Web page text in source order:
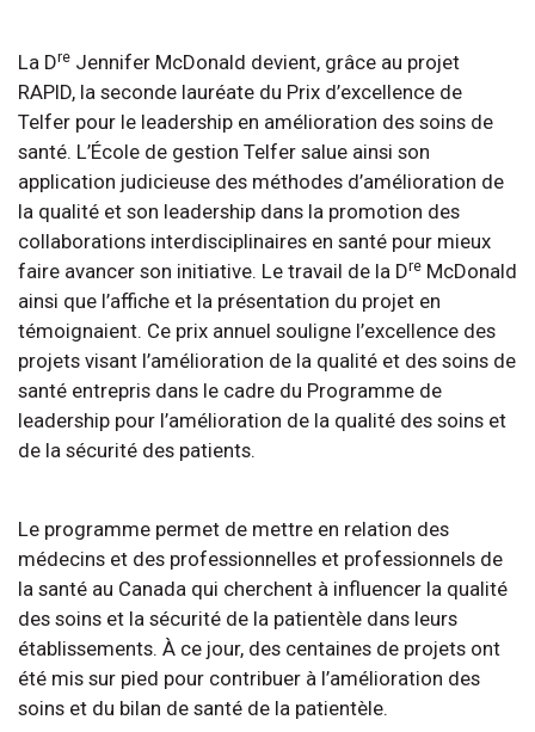
La Dre Jennifer McDonald devient, grâce au projet
RAPID, la seconde lauréate du Prix d’excellence de
Telfer pour le leadership en amélioration des soins de
santé. L’École de gestion Telfer salue ainsi son
application judicieuse des méthodes d’amélioration de
la qualité et son leadership dans la promotion des
collaborations interdisciplinaires en santé pour mieux
faire avancer son initiative. Le travail de la Dre McDonald
ainsi que l’affiche et la présentation du projet en
témoignaient. Ce prix annuel souligne l’excellence des
projets visant l’amélioration de la qualité et des soins de
santé entrepris dans le cadre du Programme de
leadership pour l’amélioration de la qualité des soins et
de la sécurité des patients.
Le programme permet de mettre en relation des
médecins et des professionnelles et professionnels de
la santé au Canada qui cherchent à influencer la qualité
des soins et la sécurité de la patientèle dans leurs
établissements. À ce jour, des centaines de projets ont
été mis sur pied pour contribuer à l’amélioration des
soins et du bilan de santé de la patientèle.